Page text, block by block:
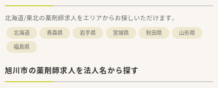
北海道/東北の薬剤師求人をエリアからお探しいただけます。
北海道 青森県 岩手県 宮城県 秋田県
山形県
福島県
旭川市の薬剤師求人を法人名から探す